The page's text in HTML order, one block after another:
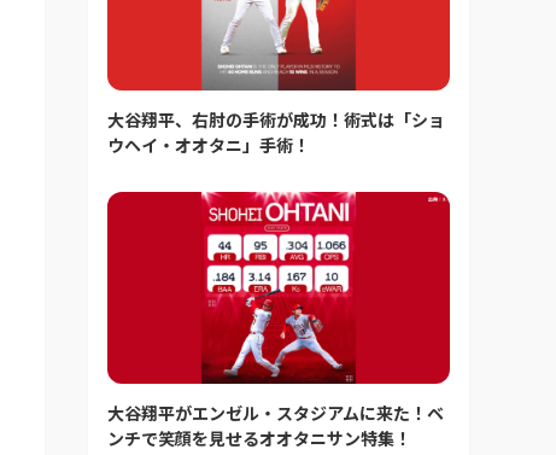
大谷翔平、右肘の手術が成功！術式は「ショ
ウヘイ・オオタニ」手術！
大谷翔平がエンゼル・スタジアムに来た！ベ
ンチで笑顔を見せるオオタニサン特集！